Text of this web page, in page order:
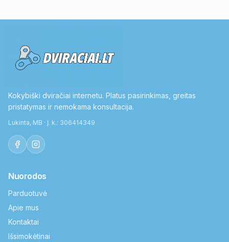
Kokybiški dviračiai internetu. Platus pasirinkimas, greitas
pristatymas ir nemokama konsultacija.
Lukinta, MB · Į. k.: 306414349
Nuorodos
Parduotuvė
Apie mus
Kontaktai
Išsimokėtinai